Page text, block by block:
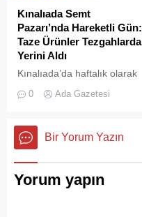
Kınalıada Semt
Pazarı’nda Hareketli Gün:
Taze Ürünler Tezgahlarda
Yerini Aldı
Kınalıada’da haftalık olarak
sakinleri ve ziyaretçilerin
canlılığına ulaştı.
0 Ada Gazetesi
Bir Yorum Yazın
Yorum yapın